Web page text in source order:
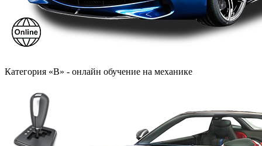
Категория «B» - онлайн обучение на механике